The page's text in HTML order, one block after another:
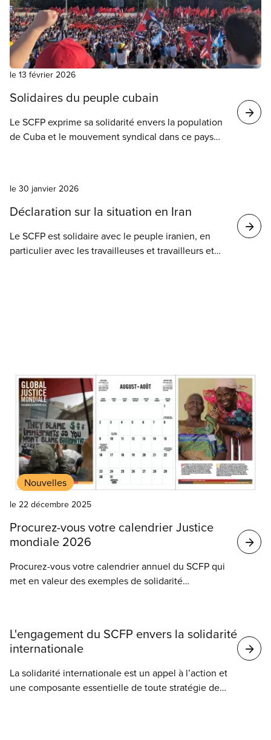
le 13 février 2026
Solidaires du peuple cubain
​Le SCFP exprime sa solidarité envers la population
de Cuba et le mouvement syndical dans ce pays
peuple cubain et son droit à l’autodétermination.
le 30 janvier 2026
Déclaration sur la situation en Iran
Le SCFP est solidaire avec le peuple iranien, en
particulier avec les travailleuses et travailleurs et
Nouvelles
le 22 décembre 2025
Procurez-vous votre calendrier Justice
mondiale 2026
Procurez-vous votre calendrier annuel du SCFP qui
met en valeur des exemples de solidarité
L'engagement du SCFP envers la solidarité
internationale
La solidarité internationale est un appel à l’action et
une composante essentielle de toute stratégie de